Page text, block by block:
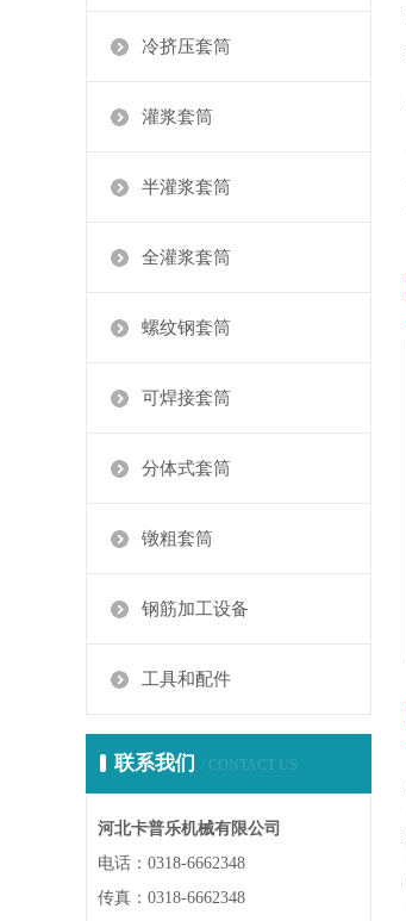
冷挤压套筒
灌浆套筒
半灌浆套筒
全灌浆套筒
螺纹钢套筒
可焊接套筒
分体式套筒
镦粗套筒
钢筋加工设备
工具和配件
联系我们 / CONTACT US
河北卡普乐机械有限公司
电话：0318-6662348
传真：0318-6662348